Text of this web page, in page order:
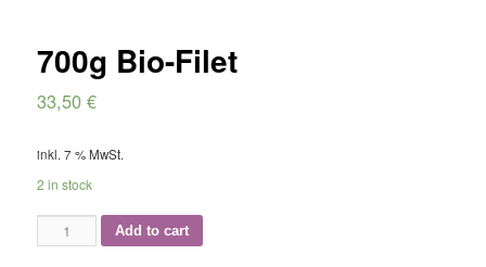
700g Bio-Filet
33,50€
inkl. 7 % MwSt.
2 in stock
700g
Bio-
Add to cart